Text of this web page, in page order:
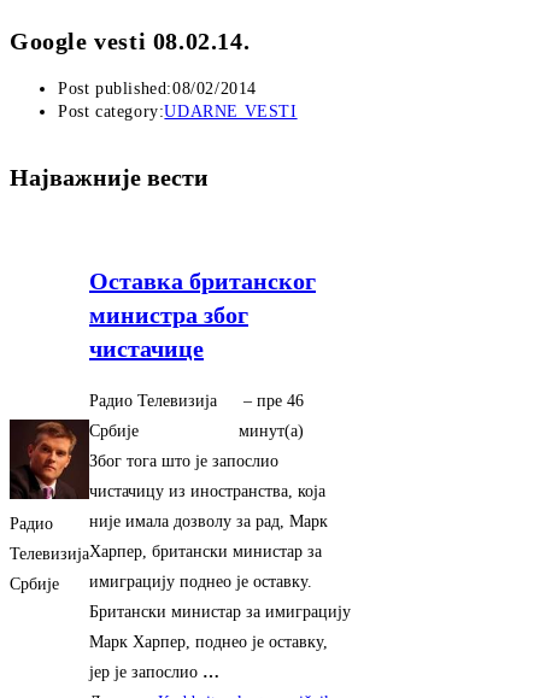
Google vesti 08.02.14.
Post published:08/02/2014
Post category:UDARNE VESTI
Најважније вести
Радио
Телевизија
Србије
Оставка британског
министра због
чистачице
Радио Телевизија
Србије
– ‎пре 46
минут(а)‎
Због тога што је запослио
чистачицу из иностранства, која
није имала дозволу за рад, Марк
Харпер, британски министар за
имиграцију поднео је оставку.
Британски министар за имиграцију
Марк Харпер, поднео је оставку,
јер је запослио …